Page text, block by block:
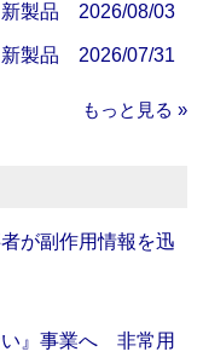
新製品 2026/08/03
新製品 2026/07/31
もっと見る »
が副作用情報を迅
い』事業へ 非常用